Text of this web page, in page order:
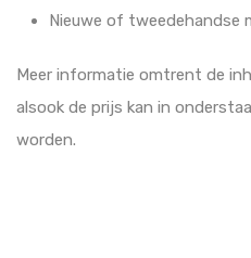
Nieuwe of tweedehandse
Meer informatie omtrent de
alsook de prijs kan in
worden.